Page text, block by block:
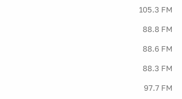
105.3 FM
88.8 FM
88.6 FM
88.3 FM
97.7 FM